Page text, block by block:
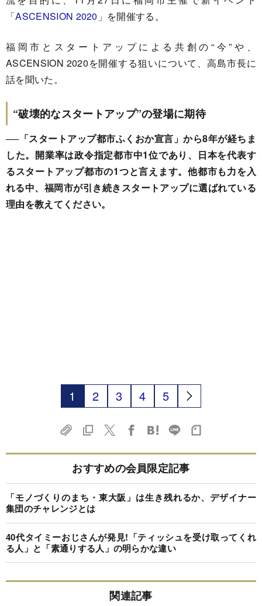
「ASCENSION 2020 」を開催する。
福岡市とスタートアップによる共創の“今”や、
ASCENSION 2020を開催する狙いについて、高島市長に
話を聞いた。
“破壊的なスタートアップ”の登場に期待
──「スタートアップ都市ふくおか宣言」から8年が経ちま
した。開業率は政令指定都市中1位であり、日本を代表す
るスタートアップ都市の1つと言えます。他都市も力を入
れる中、福岡市が引き続きスタートアップに選ばれている
理由を教えてください。
1 2 3 4 5
おすすめの会員限定記事
「モノづくりのまち・東大阪」は生き残れるか、デザイナー
集団のチャレンジとは
40代タイミーおじさんが発見!「ティッシュを受け取ってくれ
る人」と「素通りする人」の明らかな違い
関連記事